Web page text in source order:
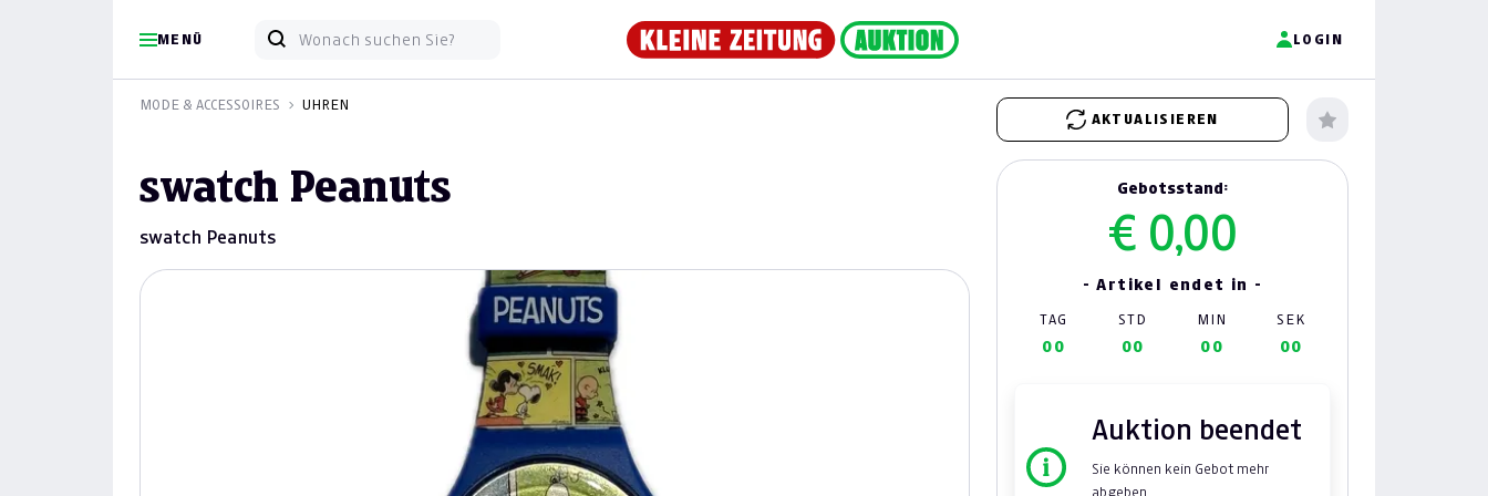
MENÜ LOGIN
MODE & ACCESSOIRES
UHREN
AKTUALISIEREN
swatch Peanuts
swatch Peanuts
Gebotsstand:
€ 0,00
- Artikel endet in -
TAG STD MIN SEK
00 00 00 00
Auktion beendet
Sie können kein Gebot mehr
abgeben.